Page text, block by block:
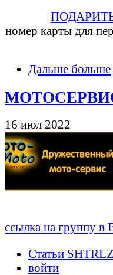
ПОДАРИТЬ
номер карты для
Дальше больше
16 июл 2022
ссылка на группу в
Статьи
войти